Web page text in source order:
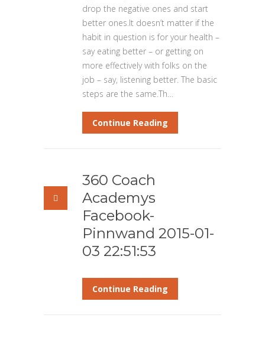
drop the negative ones and start
better ones.It doesn’t matter if the
habit in question is for your health –
say eating better – or getting on
more effectively with folks on the
job – say, listening better. The basic
steps are the same.Th…
Continue Reading
360 Coach
Academys
Facebook-
Pinnwand 2015-01-
03 22:51:53
Continue Reading